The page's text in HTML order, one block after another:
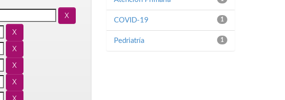
1
COVID-19
1
Pedriatría